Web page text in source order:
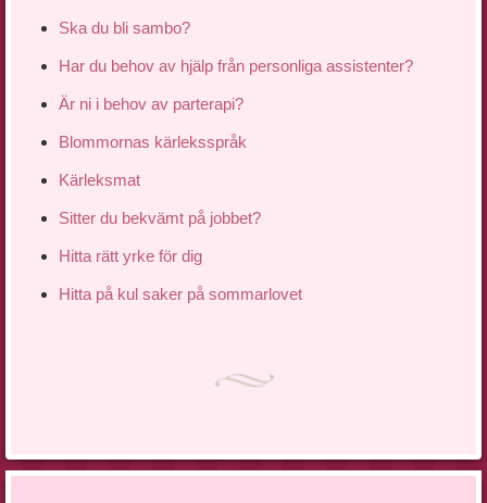
Ska du bli sambo?
Har du behov av hjälp från personliga assistenter?
Är ni i behov av parterapi?
Blommornas kärleksspråk
Kärleksmat
Sitter du bekvämt på jobbet?
Hitta rätt yrke för dig
Hitta på kul saker på sommarlovet